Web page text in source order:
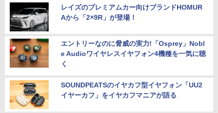
レイズのプレミアムカー向けブランドHOMUR
Aから「2×9R」が登場！
エントリーなのに脅威の実力!「Osprey」Nobl
e Audioワイヤレスイヤフォン4機種を一気に聴
く
SOUNDPEATSのイヤカフ型イヤフォン「UU2
イヤーカフ」をイヤカフマニアが語る